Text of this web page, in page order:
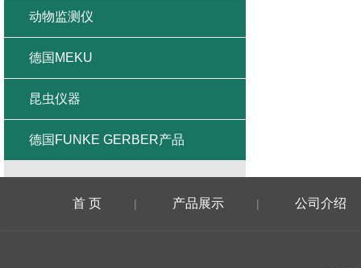
动物监测仪
德国MEKU
昆虫仪器
德国FUNKE GERBER产品
首 页 | 产品展示 | 公司介绍